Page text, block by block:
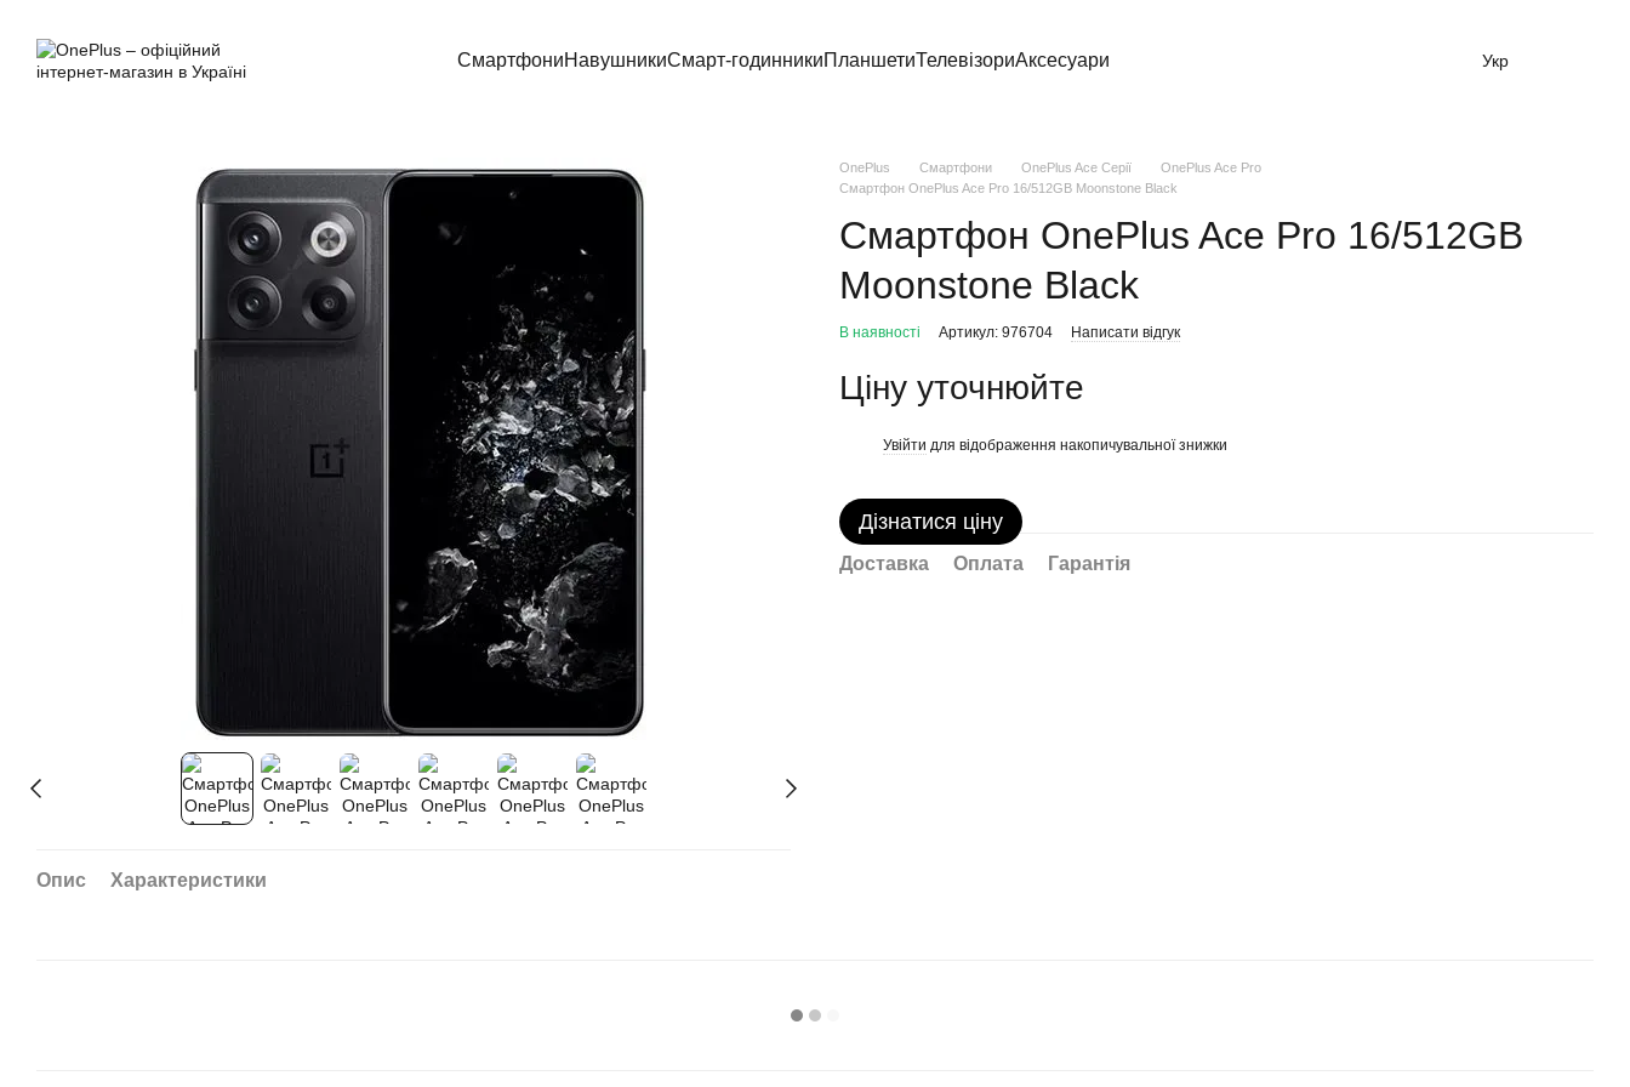
СмартфониНавушникиСмарт-годинникиПланшетиТелевізориАксесуари Укр
Опис Характеристики
OnePlus Смартфони OnePlus Ace Серії
OnePlus Ace Pro
Смартфон OnePlus Ace Pro 16/512GB Moonstone Black
Смартфон OnePlus Ace Pro 16/512GB
Moonstone Black
В наявності Артикул: 976704 Написати відгук
Ціну уточнюйте
Увійти для відображення накопичувальної знижки
Дізнатися ціну
Доставка Оплата Гарантія